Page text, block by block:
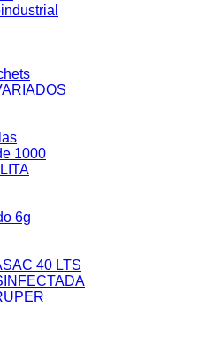
1000
6g
40 LTS